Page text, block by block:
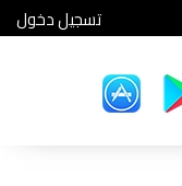
تسجيل دخول